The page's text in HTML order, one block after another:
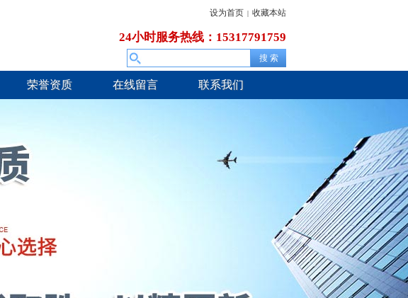
设为首页 | 收藏本站
24小时服务热线：15317791759
荣誉资质 在线留言 联系我们